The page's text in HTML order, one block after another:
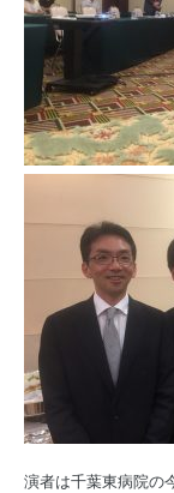
演者は千葉東病院の